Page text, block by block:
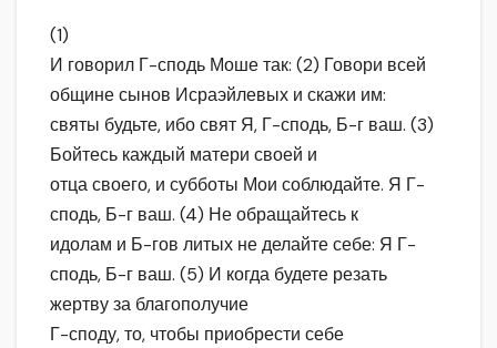
(1)
И говорил Г-сподь Моше так: (2) Говори всей
общине сынов Исраэйлевых и скажи им:
святы будьте, ибо свят Я, Г-сподь, Б-г ваш. (3)
Бойтесь каждый матери своей и
отца своего, и субботы Мои соблюдайте. Я Г-
сподь, Б-г ваш. (4) Не обращайтесь к
идолам и Б-гов литых не делайте себе: Я Г-
сподь, Б-г ваш. (5) И когда будете резать
жертву за благополучие
Г-споду, то, чтобы приобрести себе